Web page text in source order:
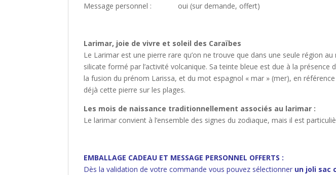
Message personnel : oui (sur demande, offert)
Larimar, joie de vivre et soleil des Caraïbes
Le Larimar est une pierre rare qu’on ne trouve que dans une seule région
silicate formé par l’activité volcanique. Sa teinte bleue est due à la
la fusion du prénom Larissa, et du mot espagnol « mar » (mer), en
déjà cette pierre sur les plages.
Les mois de naissance traditionnellement associés au larimar :
Le larimar convient à l’ensemble des signes du zodiaque, mais il est
EMBALLAGE CADEAU ET MESSAGE PERSONNEL OFFERTS :
Dès la validation de votre commande vous pouvez sélectionner un joli sac